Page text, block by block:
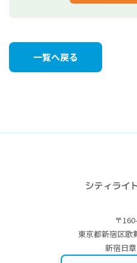
一覧へ戻る
〒
東京都新宿区歌
新宿日